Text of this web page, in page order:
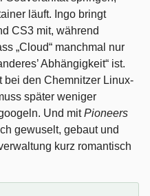
läuft. Ingo bringt
CS3 mit, während
„Cloud“ manchmal nur
Abhängigkeit“ ist.
bei den Chemnitzer Linux-
später weniger
Und mitPioneers
gewuselt, gebaut und
kurz romantisch